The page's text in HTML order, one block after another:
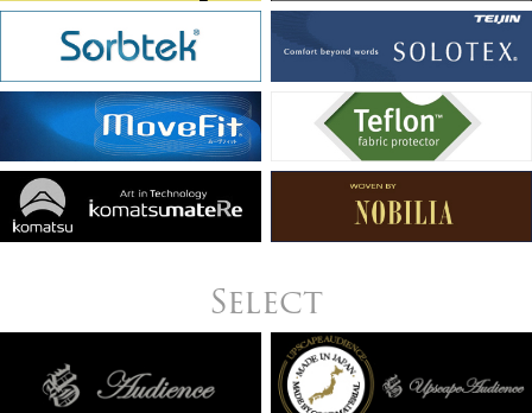
Select